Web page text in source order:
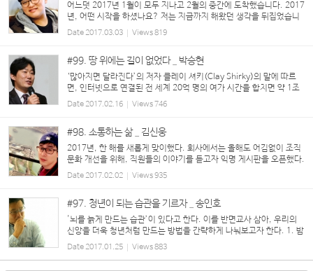
어느덧 2017년 1월이 모두 지나고 2월의 중간에 도착했습니다. 2017
년, 어떤 시작을 하셨나요? 저는 지금까지 해왔던 생각을 뒤집었습니
다. 어느덧 20대가 되어 처음 보낸 지난 2016년, 그 모든 아쉬움을 뒤
로하고 새로운 도전을 하려 합니다. 돌아보니 2016...
Date2017.03.03 Views819
#99. 땅 위에는 길이 없었다 _ 박승현
‘많아지면 달라진다’의 저자 클레이 셔키(Clay Shirky)의 말에 따르
면, 인터넷으로 연결된 전 세계 20억 명의 여가 시간을 합치면 약 1조
시간에 달한다고 한다. 예전에는 이 시간의 대부분을 TV를 시청하는데
낭비하였지만, 인터넷과 S...
Date2017.02.16 Views 746
#98. 소통하는 삶 _ 김신웅
2017년, 한 해를 새롭게 맞이했다. 회사에서는 올해도 어김없이 조직
문화 개선을 위해, 직원들의 이야기를 듣고자 익명 게시판을 오픈했다.
한두 사람 용기 내서 말을 꺼내 놓더니, 이제는 제법 탄력이 붙어 거침
이 없다. 내용을 읽어보니, 올해는...
Date2017.02.02 Views935
#97. 청년이 되는 습관을 기르자 _ 송인호
'뇌를 늙게 만드는 습관’이 있다고 한다. 이를 반면교사 삼아, 우리의
신앙을 더욱 청년처럼 만드는 방법을 간략하게 나눠보고자 한다. 1. 밤
9시 이후 식사하는 습관 – 잠잠히 기도하며 내일을 준비하자. 2. 험담
하는 것 - 욕설이나 ...
Date2017.01.25 Views883